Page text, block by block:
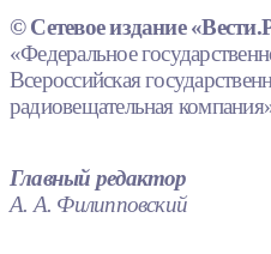
© Сетевое издание
«Федеральное
Всероссийская
радиовещательная
Главный редактор
А. А. Филипповский